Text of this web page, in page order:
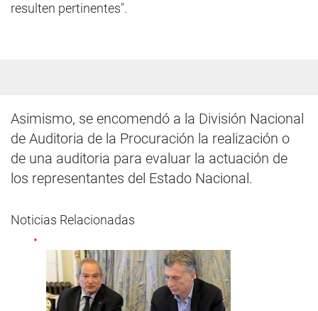
resulten pertinentes".
Asimismo, se encomendó a la División Nacional
de Auditoria de la Procuración la realización o
de una auditoria para evaluar la actuación de
los representantes del Estado Nacional.
Noticias Relacionadas